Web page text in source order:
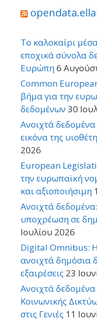
Το καλοκαίρι
εποχικά σύνολα
Ευρώπη6
Common
βήμα για την
δεδομένων 30
Ανοιχτά
εικόνα της
2026
European
την ευρωπαϊκή
και αξιοποιήσιμη
Ανοιχτά
υποχρέωση σε
Ιουλίου 2026
Digital Omnibus: Η
ανοιχτά δημόσια
εξαιρέσεις 23
Ανοιχτά
Κοινωνικής
στις Γενιές 11